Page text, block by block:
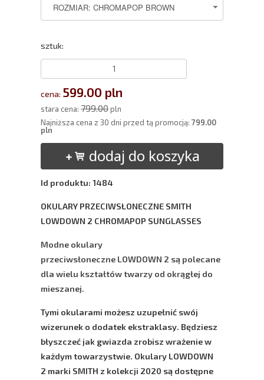
sztuk:
cena: 599.00 pln
stara cena: 799.00pln
Najniższa cena z 30 dni przed tą promocją: 799.00
pln
dodaj do koszyka
Id produktu: 1484
OKULARY PRZECIWSŁONECZNE SMITH
LOWDOWN 2 CHROMAPOP SUNGLASSES ​
Modne okulary
przeciwsłoneczne LOWDOWN 2 są polecane
dla wielu kształtów twarzy od okrągłej do
mieszanej.
Tymi okularami możesz uzupełnić swój
wizerunek o dodatek ekstraklasy. Będziesz
błyszczeć jak gwiazda zrobisz wrażenie w
każdym towarzystwie. Okulary LOWDOWN
2 marki SMITH z kolekcji 2020 są dostępne